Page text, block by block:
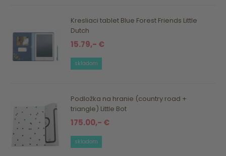
Kresliaci tablet Blue Forest Friends Little
Dutch
15.79,- €
skladom
Podložka na hranie (country road +
triangle) Little Bot
175.00,- €
skladom